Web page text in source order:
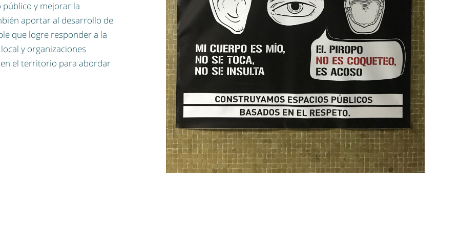
y mejorar la
aportar al desarrollo de
que logre responder a la
y organizaciones
el territorio para abordar